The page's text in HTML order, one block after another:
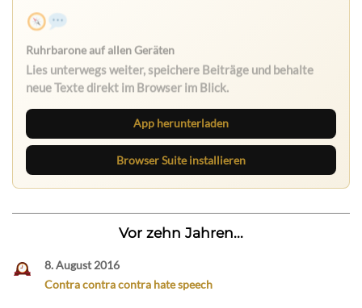
Ruhrbarone auf allen Geräten
Lies unterwegs weiter, speichere Beiträge und behalte
neue Texte direkt im Browser im Blick.
App herunterladen
Browser Suite installieren
Vor zehn Jahren...
8. August 2016
Contra contra contra hate speech